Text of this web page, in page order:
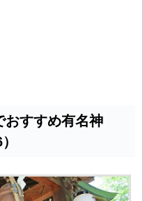
おすすめ有名神